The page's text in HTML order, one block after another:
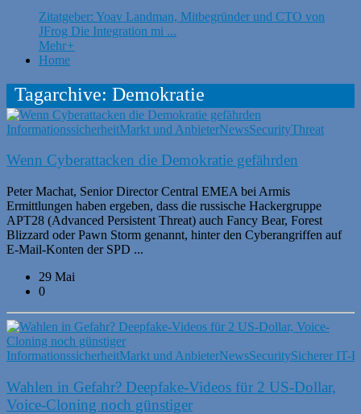
Zitatgeber: Yoav Landman, Mitbegründer und CTO von
JFrog Die Integration mi ...
Mehr+
Home
Tagarchive: Demokratie
InformationssicherheitMarkt und AnbieterNewsSecurityThreat
Wenn Cyberattacken die Demokratie gefährden
Peter Machat, Senior Director Central EMEA bei Armis
Ermittlungen haben ergeben, dass die russische Hackergruppe
APT28 (Advanced Persistent Threat) auch Fancy Bear, Forest
Blizzard oder Pawn Storm genannt, hinter den Cyberangriffen auf
E-Mail-Konten der SPD ...
29 Mai
0
InformationssicherheitMarkt und AnbieterNewsSecuritySicherer IT-
Wahlen in Gefahr? Deepfake-Videos für 2 US-Dollar,
Voice-Cloning noch günstiger